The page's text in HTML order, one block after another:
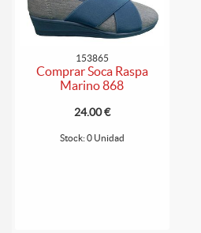
153865
Comprar Soca Raspa
Marino 868
24.00 €
Stock: 0 Unidad